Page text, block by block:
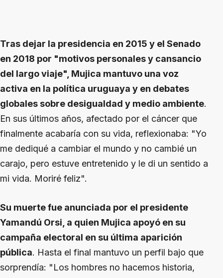
Tras dejar la presidencia en 2015 y el Senado
en 2018 por "motivos personales y cansancio
del largo viaje", Mujica mantuvo una voz
activa en la política uruguaya y en debates
globales sobre desigualdad y medio ambiente.
En sus últimos años, afectado por el cáncer que
finalmente acabaría con su vida, reflexionaba: "Yo
me dediqué a cambiar el mundo y no cambié un
carajo, pero estuve entretenido y le di un sentido a
mi vida. Moriré feliz".
Su muerte fue anunciada por el presidente
Yamandú Orsi, a quien Mujica apoyó en su
campaña electoral en su última aparición
pública. Hasta el final mantuvo un perfil bajo que
sorprendía: "Los hombres no hacemos historia,